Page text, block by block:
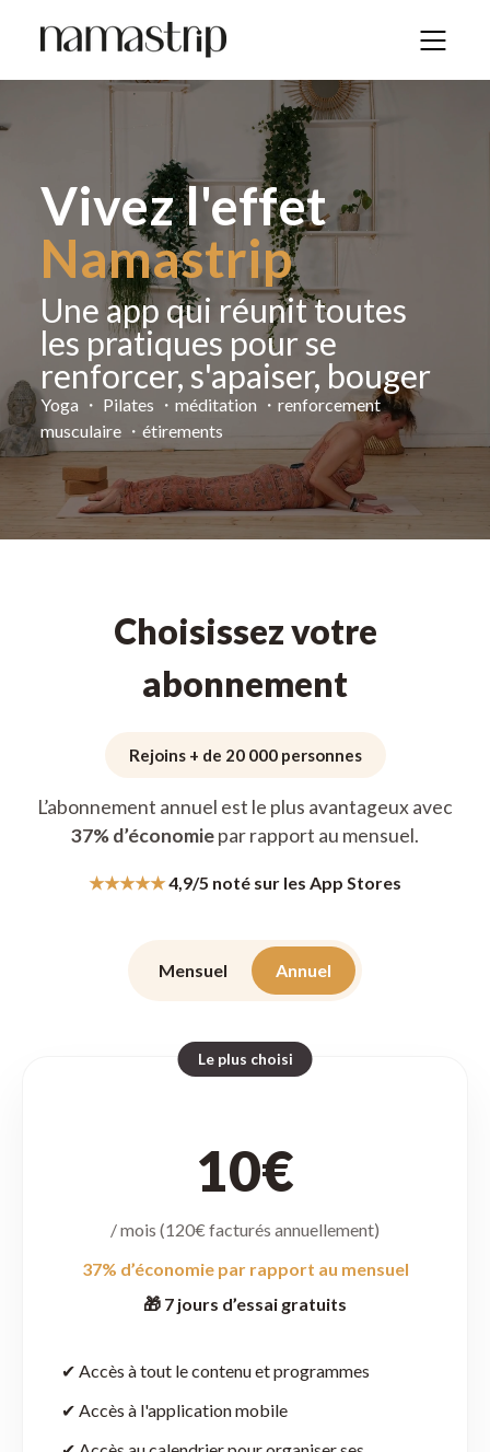
Vivez l'effet
Namastrip
Une app qui réunit toutes
les pratiques pour se
renforcer, s'apaiser, bouger
Yoga ・ Pilates ・méditation ・renforcement
musculaire ・étirements
Choisissez votre
abonnement
Rejoins + de 20 000 personnes
L’abonnement annuel est le plus avantageux avec
37% d’économiepar rapport au mensuel.
★★★★★4,9/5 noté sur les App Stores
Mensuel Annuel
Le plus choisi
10€
/ mois (120€ facturés annuellement)
37% d’économie par rapport au mensuel
🎁 7 jours d’essai gratuits
✔ Accès à tout le contenu et programmes
✔ Accès à l'application mobile